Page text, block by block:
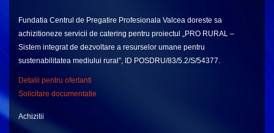
Fundatia Centrul de Pregatire Profesionala Valcea doreste sa
achizitioneze servicii de catering pentru proiectul „PRO RURAL –
Sistem integrat de dezvoltare a resurselor umane pentru
sustenabilitatea mediului rural”, ID POSDRU/83/5.2/S/54377.
Detalii pentru ofertanti
Solicitare documentatie
Achizitii